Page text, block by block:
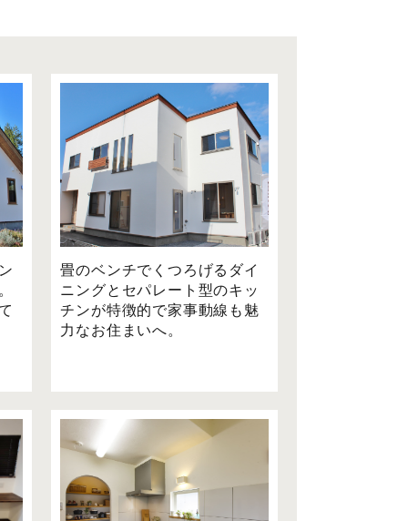
畳のベンチでくつろげるダイ
ニングとセパレート型のキッ
チンが特徴的で家事動線も魅
力なお住まいへ。